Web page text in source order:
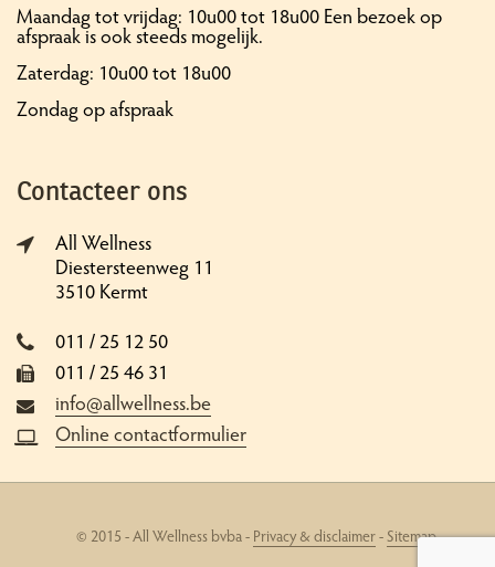
Maandag tot vrijdag: 10u00 tot 18u00 Een bezoek op
afspraak is ook steeds mogelijk.
Zaterdag: 10u00 tot 18u00
Zondag op afspraak
Contacteer ons
All Wellness
Diestersteenweg 11
3510 Kermt
011 / 25 12 50
011 / 25 46 31
info@allwellness.be
Online contactformulier
© 2015 - All Wellness bvba - Privacy & disclaimer-Sitemap